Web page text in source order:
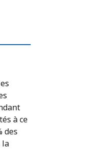
à ce
des
la